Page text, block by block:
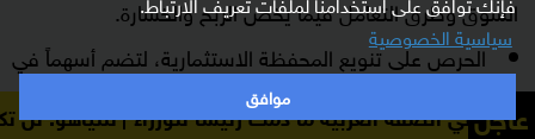
سياسية الخصوصية
موافق
السوق وطرق التعامل فيما يخص الربح والخسارة.
الحرص على تنويع المحفظة الاستثمارية، لتضم أسهماً في
قطاعات مختلفة، دون أن يتم تركيز الاستثمارات كلها في
قطاع واحد (لا تضع البيض في سلة واحدة).
عاجل ما دمت رئيسا للوزراء نتنياهو: لن تكون هناك